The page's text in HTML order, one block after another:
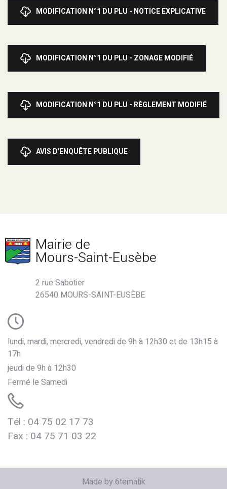
MODIFICATION N°1 DU PLU - NOTICE EXPLICATIVE
MODIFICATION N°1 DU PLU - ZONAGE MODIFIÉ
MODIFICATION N°1 DU PLU - RÈGLEMENT MODIFIÉ
AVIS D'ENQUÊTE PUBLIQUE
Mairie de
Mours-Saint-Eusèbe
2 rue Sabotier
26540 MOURS-SAINT-EUSÈBE
lundi, mardi, mercredi, vendredi de 9h à 12h30 et de 13h15 à
17h
jeudi de 9h à 12h30
Fermé le Samedi
Tél : 04 75 02 17 73
Fax : 04 75 71 03 22
Made by 6tematik